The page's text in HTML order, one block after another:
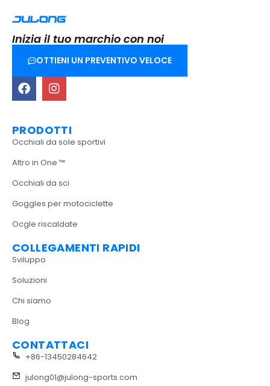
Inizia il tuo marchio con noi
OTTIENI UN PREVENTIVO VELOCE
PRODOTTI
Occhiali da sole sportivi
Altro in One ™
Occhiali da sci
Goggles per motociclette
Ocgle riscaldate
COLLEGAMENTI RAPIDI
Sviluppo
Soluzioni
Chi siamo
Blog
CONTATTACI
+86-13450284642
julong01@julong-sports.com